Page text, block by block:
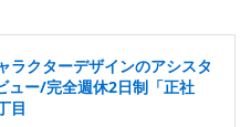
ラクターデザインのアシスタ
ュー/完全週休2日制「正社
目